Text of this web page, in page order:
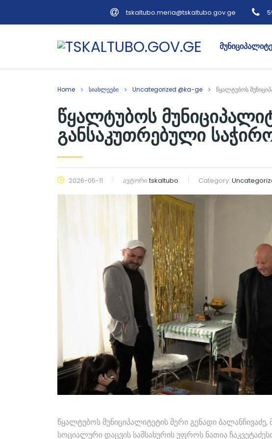
tskaltubo.meria@tskaltubo.gov.ge
Home სიახლეები Uncategorized @ka-ge წყალტუბოს
წყალტუბოს
განსაკუთრებული
2026-05-11 ავტორიtskaltubo Category:
წყალტუბოს მუნიციპალიტეტის მერი გენადი
სოციალური დაცვის სამსახურის უფროს ნათია